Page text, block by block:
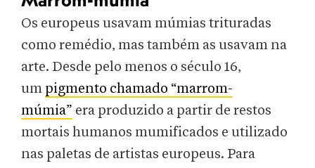
Os europeus usavam múmias trituradas
como remédio, mas também as usavam na
arte. Desde pelo menos o século 16,
um pigmento chamado “marrom-
múmia” era produzido a partir de restos
mortais humanos mumificados e utilizado
nas paletas de artistas europeus. Para